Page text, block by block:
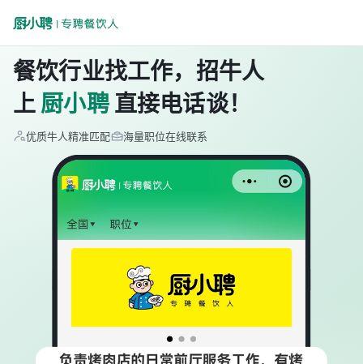
餐饮行业找工作，招牛人
上 厨小聘 直接电话谈！
优质牛人精准匹配 海量职位在线联系